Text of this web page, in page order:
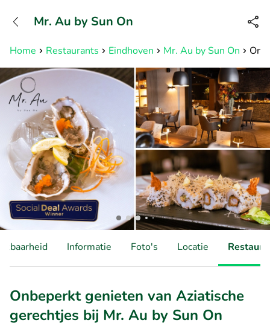
Bereikbaar tot 23:00 uur
Home Restaurants Eindhoven Mr. Au by Sun On
Mr. Au by Sun On
Informatie Foto's Locatie
Onbeperkt genieten van Aziatische
gerechtjes bij Mr. Au by Sun On